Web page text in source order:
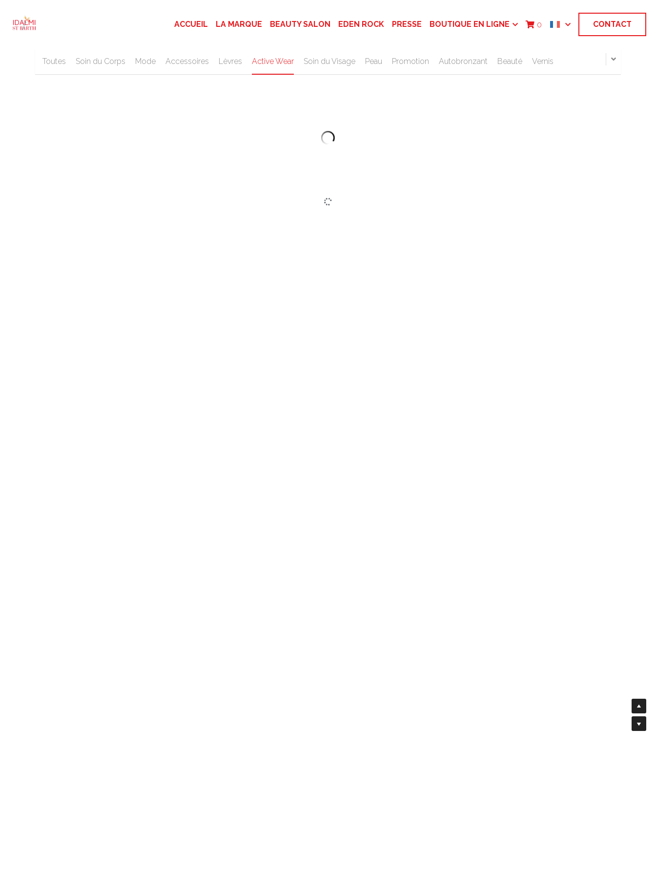
ACCUEIL LA MARQUE BEAUTY SALON EDEN ROCK PRESSE BOUTIQUE EN LIGNE 0 CONTACT
Toutes Soin du Corps Mode Accessoires Lèvres Active Wear Soin du Visage Peau Promotion Autobronzant Beauté Vernis
150,00 €